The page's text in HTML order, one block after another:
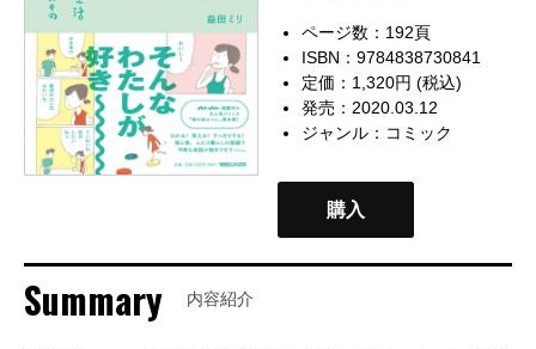
ページ数：192頁
ISBN：9784838730841
定価：1,320円 (税込)
発売：2020.03.12
ジャンル： コミック
購入
Summary 内容紹介